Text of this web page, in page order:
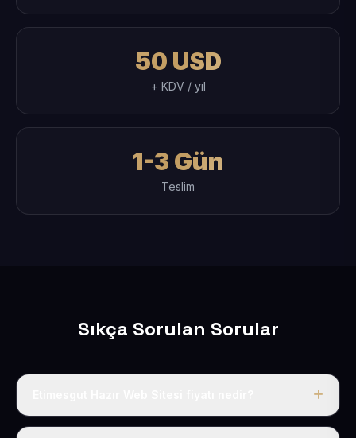
50 USD
+ KDV / yıl
1-3 Gün
Teslim
Sıkça Sorulan Sorular
Tek fiyat uygulanır: yıllık 50 USD + KDV. Bu bedele alan